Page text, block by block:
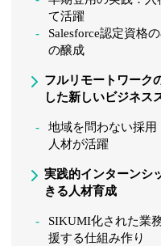
て活躍
Salesforce認定資格
の醸成
フルリモートワーク
した新しいビジネス
地域を問わない採
人材が活躍
実践的インターンシ
きる人材育成
SIKUMI化された業
援する仕組み作り